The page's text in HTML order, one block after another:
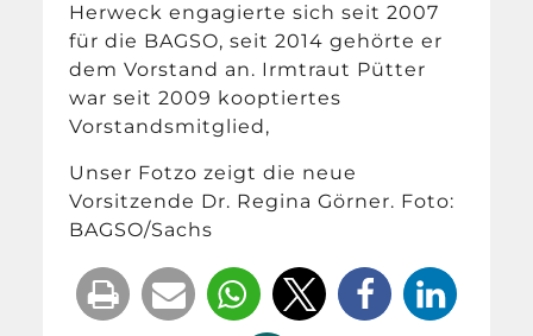
Herweck engagierte sich seit 2007
für die BAGSO, seit 2014 gehörte er
dem Vorstand an. Irmtraut Pütter
war seit 2009 kooptiertes
Vorstandsmitglied,
Unser Fotzo zeigt die neue
Vorsitzende Dr. Regina Görner. Foto:
BAGSO/Sachs